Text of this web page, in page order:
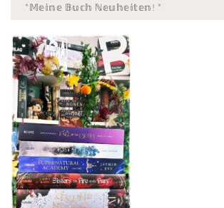
*𝕄𝕖𝕚𝕟𝕖 𝔹𝕦𝕔𝕙 ℕ𝕖𝕦𝕙𝕖𝕚𝕥𝕖𝕟! *